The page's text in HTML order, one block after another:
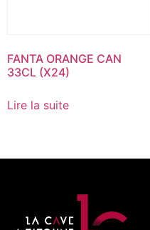
FANTA ORANGE CAN
33CL (X24)
Lire la suite